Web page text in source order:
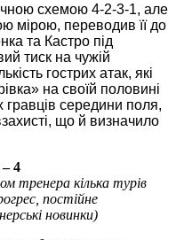
схемою 4-2-3-1, але
мірою, переводив її до
та Кастро під
тиск на чужій
гострих атак, які
на своїй половині
гравців середини поля,
що й визначило
4
тренера кілька турів
постійне
новинки)